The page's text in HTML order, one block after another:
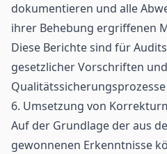
dokumentieren und alle
ihrer Behebung ergriffenen
Diese Berichte sind für
gesetzlicher Vorschriften
6. Umsetzung von
Auf der Grundlage der aus
gewonnenen Erkenntnisse